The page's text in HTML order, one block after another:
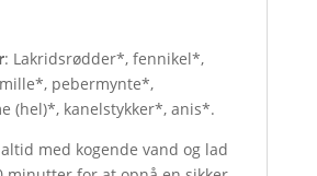
: Lakridsrødder*, fennikel*,
pebermynte*,
(hel)*, kanelstykker*, anis*.
med kogende vand og lad